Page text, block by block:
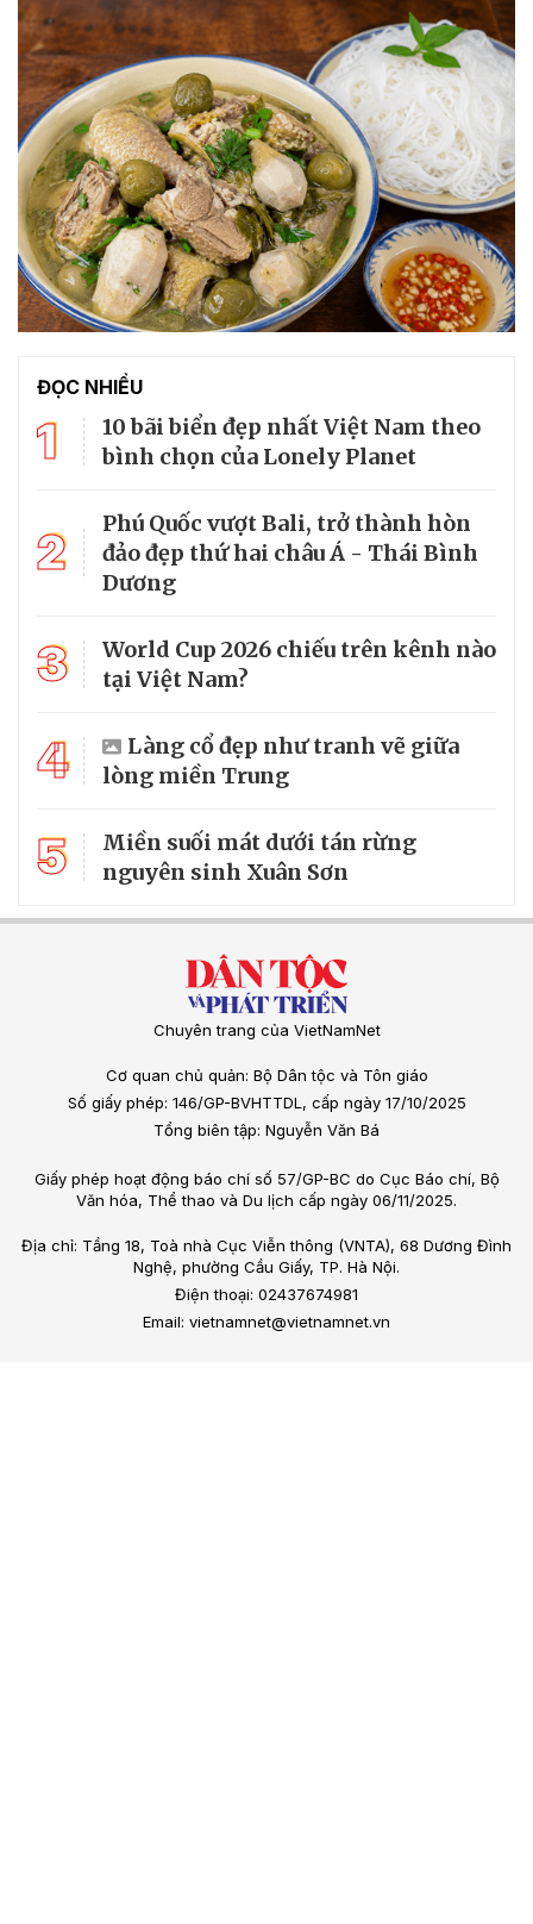
ĐỌC NHIỀU
1
10 bãi biển đẹp nhất Việt Nam theo
bình chọn của Lonely Planet
2
Phú Quốc vượt Bali, trở thành hòn
đảo đẹp thứ hai châu Á - Thái Bình
Dương
3
World Cup 2026 chiếu trên kênh nào
tại Việt Nam?
4
Làng cổ đẹp như tranh vẽ giữa
lòng miền Trung
5
Miền suối mát dưới tán rừng
nguyên sinh Xuân Sơn
Chuyên trang của VietNamNet
Cơ quan chủ quản: Bộ Dân tộc và Tôn giáo
Số giấy phép: 146/GP-BVHTTDL, cấp ngày 17/10/2025
Tổng biên tập: Nguyễn Văn Bá
Giấy phép hoạt động báo chí số 57/GP-BC do Cục Báo chí, Bộ
Văn hóa, Thể thao và Du lịch cấp ngày 06/11/2025.
Địa chỉ: Tầng 18, Toà nhà Cục Viễn thông (VNTA), 68 Dương Đình
Nghệ, phường Cầu Giấy, TP. Hà Nội.
Điện thoại: 02437674981
Email: vietnamnet@vietnamnet.vn